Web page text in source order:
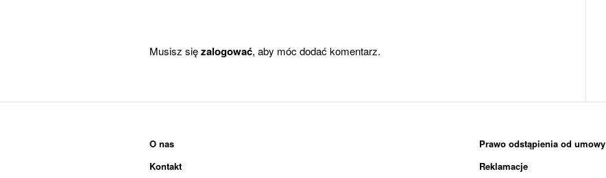
Musisz sięzalogować, aby móc dodać komentarz.
O nas
Kontakt
Prawo odstąpienia od umowy
Reklamacje